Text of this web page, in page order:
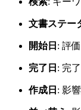
文書ステー
開始日 : 評
完了日 : 完
作成日 : 影